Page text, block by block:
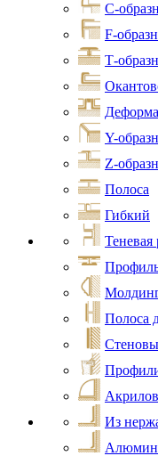
С-
F-
Т-
Y-
Z-
Полоса
Гибкий
Теневая
Полоса
Из